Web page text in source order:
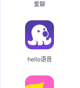
爱聊
hello语音